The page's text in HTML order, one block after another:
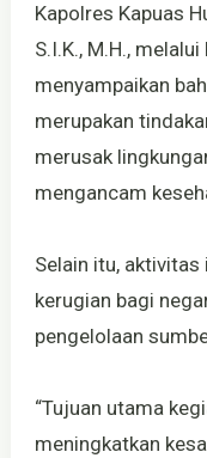
Kapolres Kapuas
S.I.K., M.H.,
menyampaikan
merupakan
merusak
mengancam
Selain itu,
kerugian bagi
pengelolaan
“Tujuan utama
meningkatkan